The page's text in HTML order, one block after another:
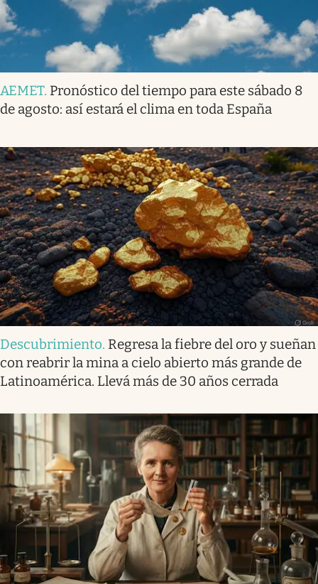
AEMET. Pronóstico del tiempo para este sábado 8
de agosto: así estará el clima en toda España
Descubrimiento. Regresa la fiebre del oro y sueñan
con reabrir la mina a cielo abierto más grande de
Latinoamérica. Llevá más de 30 años cerrada